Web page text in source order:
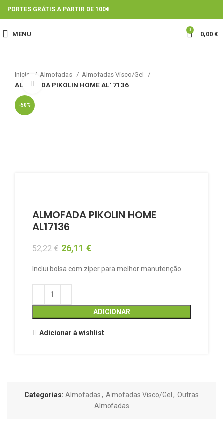
PORTES GRÁTIS A PARTIR DE 100€
MENU
0
0,00 €
Início Almofadas
Almofadas Visco/Gel
ALMOFADA PIKOLIN HOME AL17136
-50%
Click to enlarge
ALMOFADA PIKOLIN HOME
AL17136
52,22€ 26,11 €
Inclui bolsa com zíper para melhor manutenção.
ADICIONAR
Adicionar à wishlist
Categorias: Almofadas, Almofadas Visco/Gel , Outras
Almofadas